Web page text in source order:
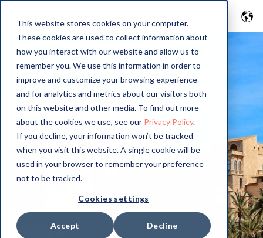
This website stores cookies on your computer.
These cookies are used to collect information about
how you interact with our website and allow us to
remember you. We use this information in order to
improve and customize your browsing experience
and for analytics and metrics about our visitors both
on this website and other media. To find out more
about the cookies we use, see our Privacy Policy.
If you decline, your information won’t be tracked
when you visit this website. A single cookie will be
used in your browser to remember your preference
not to be tracked.
Cookies settings
Accept Decline